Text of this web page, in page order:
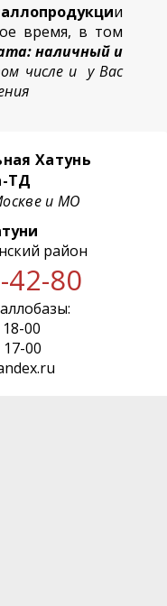
и
время, в том
наличный и
числе и у Вас
Хатунь
ТД
и МО
район
42-80
00
00